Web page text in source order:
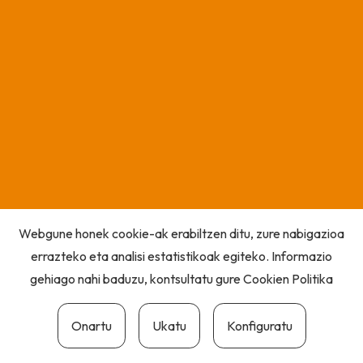
Webgune honek cookie-ak erabiltzen ditu, zure nabigazioa
errazteko eta analisi estatistikoak egiteko. Informazio
gehiago nahi baduzu, kontsultatu gureCookien Politika
Onartu Ukatu Konfiguratu